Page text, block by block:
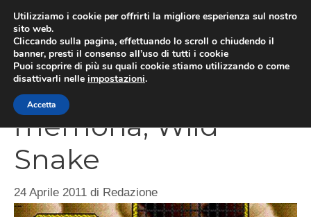
contenuto
Giochi della
memoria, Wild
Snake
24 Aprile 2011 di Redazione
Utilizziamo i cookie per offrirti la migliore esperienza sul nostro
sito web.
Cliccando sulla pagina, effettuando lo scroll o chiudendo il
banner, presti il consenso all’uso di tutti i cookie
Puoi scoprire di più su quali cookie stiamo utilizzando o come
disattivarli nelle impostazioni.
Accetta